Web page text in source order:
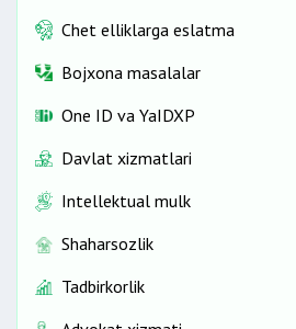
Chet elliklarga eslatma
Bojxona masalalar
One ID vа YaIDXP
Davlat xizmatlari
Intellektual mulk
Shaharsozlik
Tadbirkorlik